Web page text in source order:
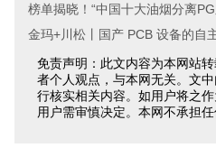
榜单揭晓！“中国十大油烟分离
金玛+川松丨国产 PCB 设备的自
免责声明：此文内容为本网站
者个人观点，与本网无关。文
行核实相关内容。如用户将之
用户需审慎决定。本网不承担任